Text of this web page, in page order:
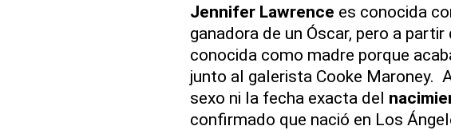
Jennifer Lawrence es conocida
ganadora de un Óscar, pero a
conocida como madre porque
junto al galerista Cooke Maroney.
sexo ni la fecha exacta del
confirmado que nació en Los